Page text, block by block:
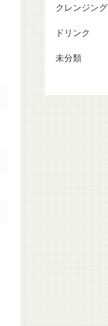
クレンジング
ドリンク
未分類